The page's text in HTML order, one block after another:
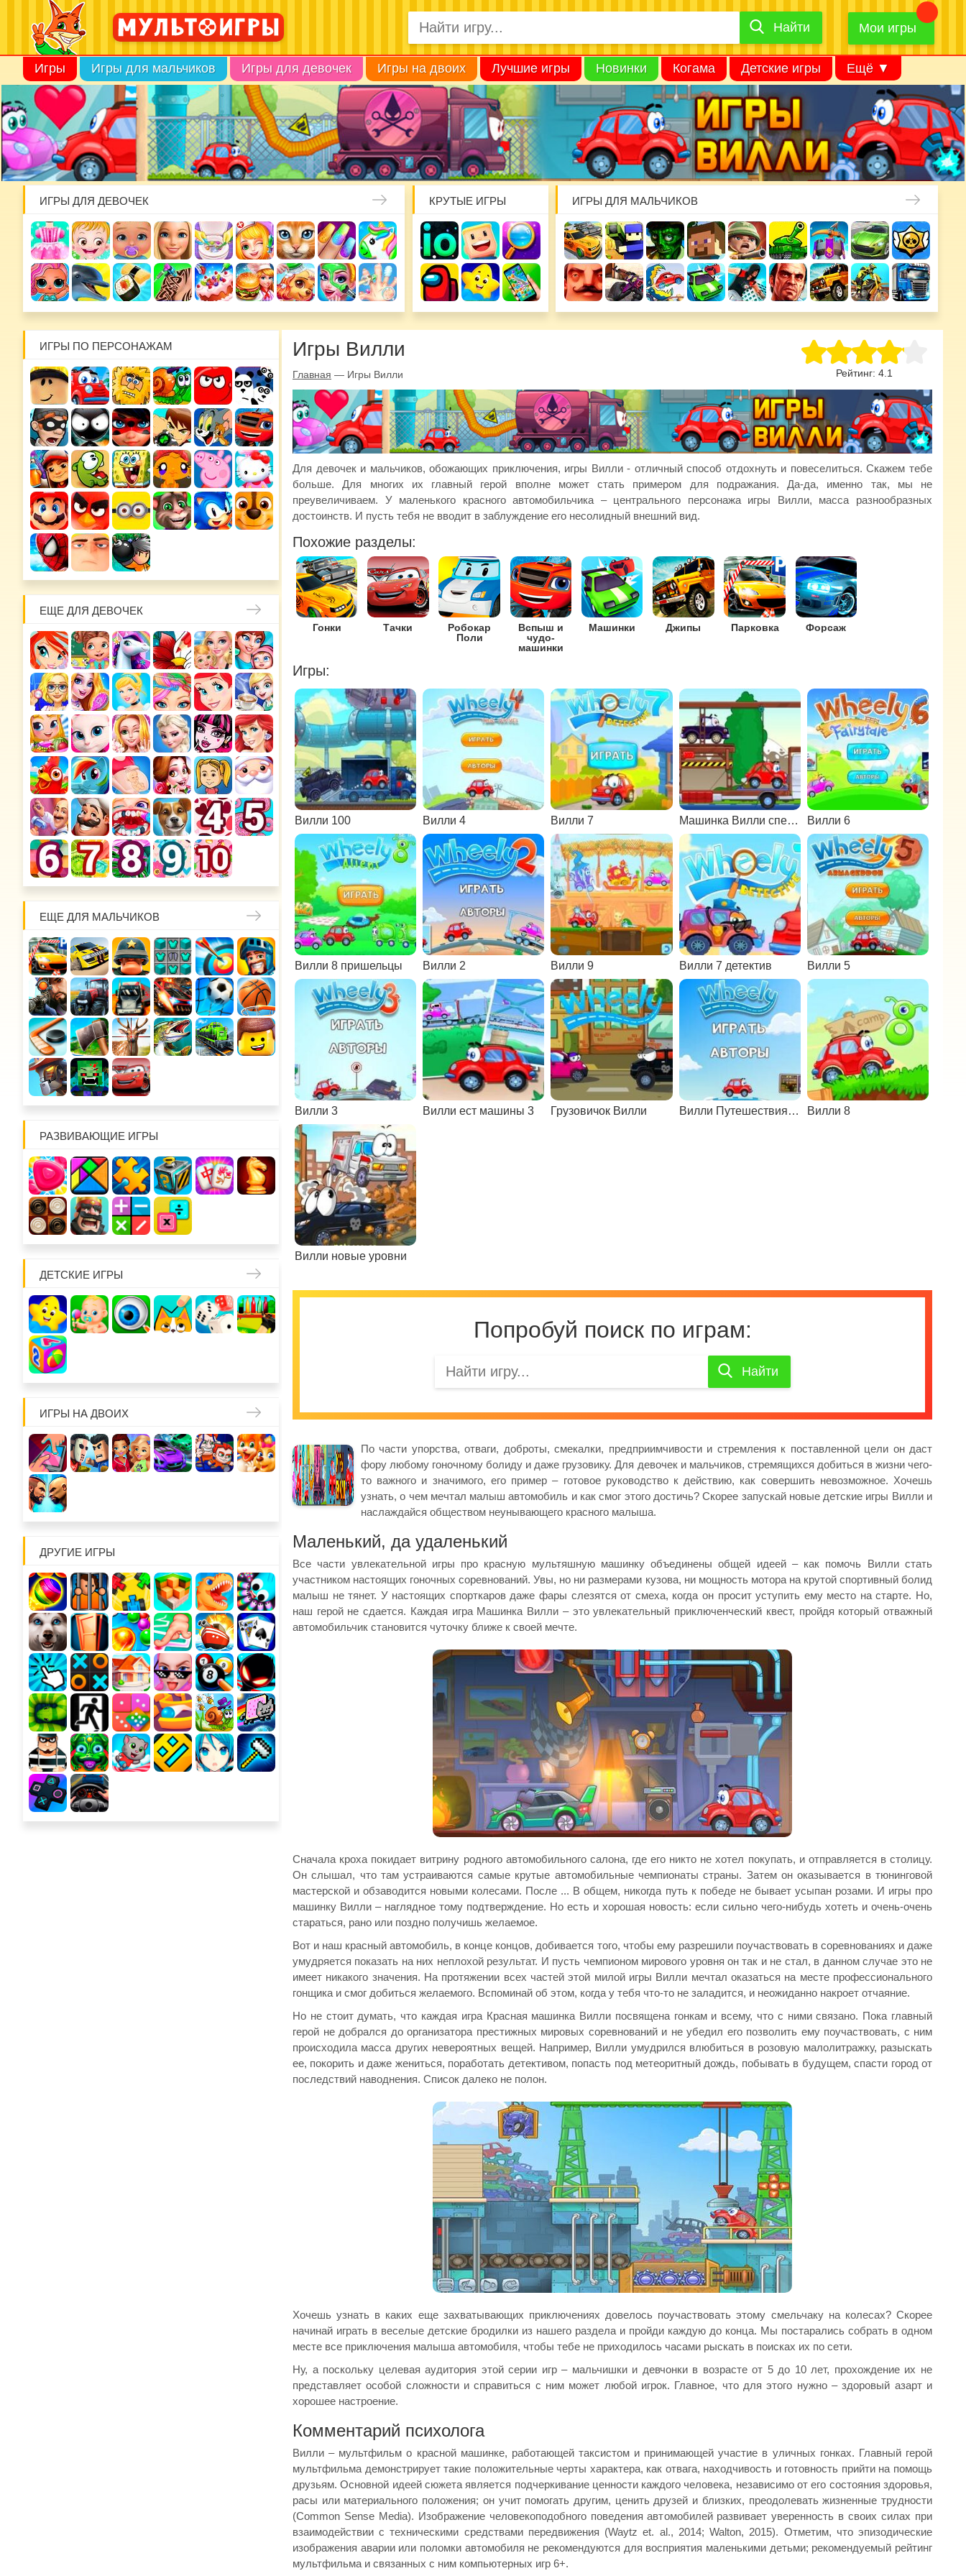
Найти
Найти Мои игры
Игры Игры для мальчиков Игры для девочек Игры на двоих Лучшие игры Новинки Когама Детские игры Ещё ▼
ИГРЫ ДЛЯ ДЕВОЧЕК КРУТЫЕ ИГРЫ ИГРЫ ДЛЯ МАЛЬЧИКОВ
ИГРЫ ПО ПЕРСОНАЖАМ
ЕЩЕ ДЛЯ ДЕВОЧЕК
ЕЩЕ ДЛЯ МАЛЬЧИКОВ
РАЗВИВАЮЩИЕ ИГРЫ
ДЕТСКИЕ ИГРЫ
ИГРЫ НА ДВОИХ
ДРУГИЕ ИГРЫ
Рейтинг: 4.1
Игры Вилли
Главная — Игры Вилли
Для девочек и мальчиков, обожающих приключения, игры Вилли - отличный способ отдохнуть и повеселиться. Скажем тебе
больше. Для многих их главный герой вполне может стать примером для подражания. Да-да, именно так, мы не
преувеличиваем. У маленького красного автомобильчика – центрального персонажа игры Вилли, масса разнообразных
достоинств. И пусть тебя не вводит в заблуждение его несолидный внешний вид.
Похожие разделы:
Гонки Тачки
Робокар
Поли
Вспыш и
чудо-
машинки
Машинки Джипы Парковка Форсаж
Игры:
Вилли 100 Вилли 4 Вилли 7 Машинка Вилли спешит на ралли 2 Вилли 6
Вилли 8 пришельцы Вилли 2 Вилли 9 Вилли 7 детектив Вилли 5
Вилли 3 Вилли ест машины 3 Грузовичок Вилли Вилли Путешествия во времени Вилли 8
Вилли новые уровни
Попробуй поиск по играм:
Найти
Найти
По части упорства, отваги, доброты, смекалки, предприимчивости и стремления к поставленной цели он даст
фору любому гоночному болиду и даже грузовику. Для девочек и мальчиков, стремящихся добиться в жизни чего-
то важного и значимого, его пример – готовое руководство к действию, как совершить невозможное. Хочешь
узнать, о чем мечтал малыш автомобиль и как смог этого достичь? Скорее запускай новые детские игры Вилли и
наслаждайся обществом неунывающего красного малыша.
Маленький, да удаленький
Все части увлекательной игры про красную мультяшную машинку объединены общей идеей – как помочь Вилли стать
участником настоящих гоночных соревнований. Увы, но ни размерами кузова, ни мощность мотора на крутой спортивный болид
малыш не тянет. У настоящих спорткаров даже фары слезятся от смеха, когда он просит уступить ему место на старте. Но,
наш герой не сдается. Каждая игра Машинка Вилли – это увлекательный приключенческий квест, пройдя который отважный
автомобильчик становится чуточку ближе к своей мечте.
Сначала кроха покидает витрину родного автомобильного салона, где его никто не хотел покупать, и отправляется в столицу.
Он слышал, что там устраиваются самые крутые автомобильные чемпионаты страны. Затем он оказывается в тюнинговой
мастерской и обзаводится новыми колесами. После ... В общем, никогда путь к победе не бывает усыпан розами. И игры про
машинку Вилли – наглядное тому подтверждение. Но есть и хорошая новость: если сильно чего-нибудь хотеть и очень-очень
стараться, рано или поздно получишь желаемое.
Вот и наш красный автомобиль, в конце концов, добивается того, чтобы ему разрешили поучаствовать в соревнованиях и даже
умудряется показать на них неплохой результат. И пусть чемпионом мирового уровня он так и не стал, в данном случае это не
имеет никакого значения. На протяжении всех частей этой милой игры Вилли мечтал оказаться на месте профессионального
гонщика и смог добиться желаемого. Вспоминай об этом, когда у тебя что-то не заладится, и неожиданно накроет отчаяние.
Но не стоит думать, что каждая игра Красная машинка Вилли посвящена гонкам и всему, что с ними связано. Пока главный
герой не добрался до организатора престижных мировых соревнований и не убедил его позволить ему поучаствовать, с ним
происходила масса других невероятных вещей. Например, Вилли умудрился влюбиться в розовую малолитражку, разыскать
ее, покорить и даже жениться, поработать детективом, попасть под метеоритный дождь, побывать в будущем, спасти город от
последствий наводнения. Список далеко не полон.
Хочешь узнать в каких еще захватывающих приключениях довелось поучаствовать этому смельчаку на колесах? Скорее
начинай играть в веселые детские бродилки из нашего раздела и пройди каждую до конца. Мы постарались собрать в одном
месте все приключения малыша автомобиля, чтобы тебе не приходилось часами рыскать в поисках их по сети.
Ну, а поскольку целевая аудитория этой серии игр – мальчишки и девчонки в возрасте от 5 до 10 лет, прохождение их не
представляет особой сложности и справиться с ним может любой игрок. Главное, что для этого нужно – здоровый азарт и
хорошее настроение.
Комментарий психолога
Вилли – мультфильм о красной машинке, работающей таксистом и принимающей участие в уличных гонках. Главный герой
мультфильма демонстрирует такие положительные черты характера, как отвага, находчивость и готовность прийти на помощь
друзьям. Основной идеей сюжета является подчеркивание ценности каждого человека, независимо от его состояния здоровья,
расы или материального положения; он учит помогать другим, ценить друзей и близких, преодолевать жизненные трудности
(Common Sense Media). Изображение человекоподобного поведения автомобилей развивает уверенность в своих силах при
взаимодействии с техническими средствами передвижения (Waytz et. al., 2014; Walton, 2015). Отметим, что эпизодические
изображения аварии или поломки автомобиля не рекомендуются для восприятия маленькими детьми; рекомендуемый рейтинг
мультфильма и связанных с ним компьютерных игр 6+.